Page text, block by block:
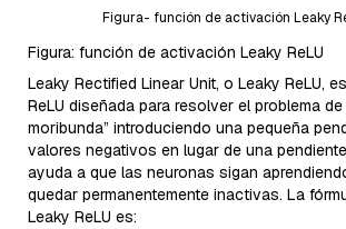
Figura- función de activación Leaky
Figura: función de activación Leaky ReLU
Leaky Rectified Linear Unit, o Leaky ReLU,
ReLU diseñada para resolver el problema de
moribunda” introduciendo una pequeña
valores negativos en lugar de una
ayuda a que las neuronas sigan
quedar permanentemente inactivas. La
Leaky ReLU es: